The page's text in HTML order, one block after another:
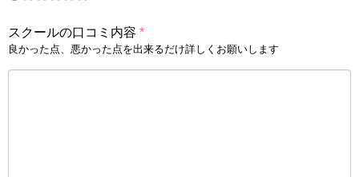
スクールの口コミ内容 *
良かった点、悪かった点を出来るだけ詳しくお願いします